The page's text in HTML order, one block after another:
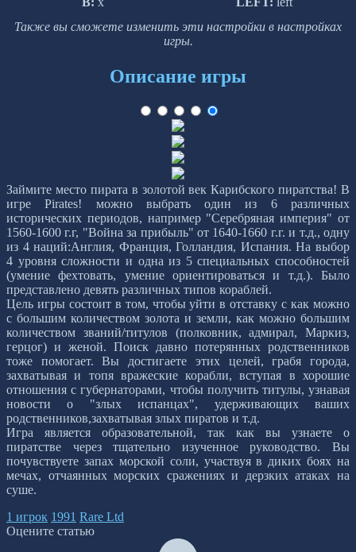
Также вы сможете изменить эти настройки в настройках
игры.
Описание игры
Займите место пирата в золотой век Карибского пиратства! В
игре Pirates! можно выбрать один из 6 различных
исторических периодов, например "Серебряная империя" от
1560-1600 г.г, "Война за прибыль" от 1640-1660 г.г. и т.д., одну
из 4 наций:Англия, Франция, Голландия, Испания. На выбор
4 уровня сложности и одна из 5 специальных способностей
(умение фехтовать, умение ориентироваться и т.д.). Было
представлено девять различных типов кораблей.
Цель игры состоит в том, чтобы уйти в отставку с как можно
с большим количеством золота и земли, как можно большим
количеством званий/титулов (полковник, адмирал, Маркиз,
герцог) и женой. Поиск давно потерянных родственников
тоже помогает. Вы достигаете этих целей, грабя города,
захватывая и топя вражеские корабли, вступая в хорошие
отношения с губернаторами, чтобы получить титулы, узнавая
новости о "злых испанцах", удерживающих ваших
родственников,захватывая злых пиратов и т.д.
Игра является образовательной, так как вы узнаете о
пиратстве через тщательно изученное руководство. Вы
почувствуете запах морской соли, участвуя в диких боях на
мечах, отчаянных морских сражениях и дерзких атаках на
суше.
1 игрок 1991 Rare Ltd
Оцените статью